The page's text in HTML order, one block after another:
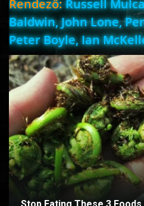
Frissítve:
Rendező:Russell
Baldwin, John Lone,
Peter Boyle, Ian
Stop Eating These 3 Foods